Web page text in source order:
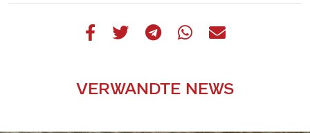
VERWANDTE NEWS